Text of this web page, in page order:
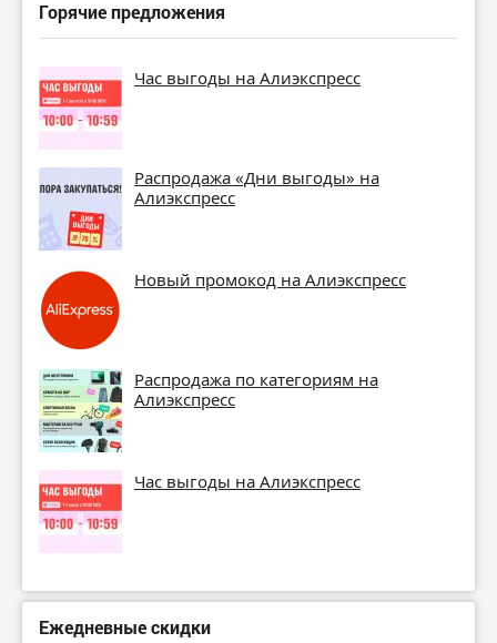
Горячие предложения
Час выгоды на Алиэкспресс
Распродажа «Дни выгоды» на
Алиэкспресс
Новый промокод на Алиэкспресс
Распродажа по категориям на
Алиэкспресс
Час выгоды на Алиэкспресс
Ежедневные скидки